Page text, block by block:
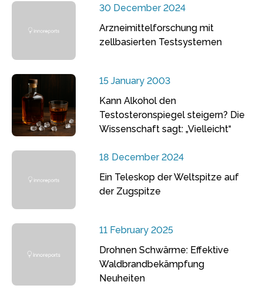
30 December 2024
Arzneimittelforschung mit
zellbasierten Testsystemen
15 January 2003
Kann Alkohol den
Testosteronspiegel steigern? Die
Wissenschaft sagt: „Vielleicht“
18 December 2024
Ein Teleskop der Weltspitze auf
der Zugspitze
11 February 2025
Drohnen Schwärme: Effektive
Waldbrandbekämpfung
Neuheiten